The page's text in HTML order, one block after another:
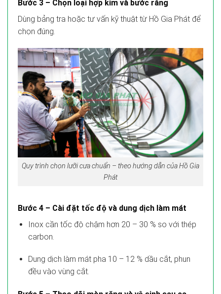
Bước 3 – Chọn loại hợp kim và bước răng
Dùng bảng tra hoặc tư vấn kỹ thuật từ Hồ Gia Phát để
chọn đúng.
Quy trình chọn lưỡi cưa chuẩn – theo hướng dẫn của Hồ Gia
Phát
Bước 4 – Cài đặt tốc độ và dung dịch làm mát
Inox cần tốc độ chậm hơn 20 – 30 % so với thép
carbon.
Dung dịch làm mát pha 10 – 12 % dầu cắt, phun
đều vào vùng cắt.